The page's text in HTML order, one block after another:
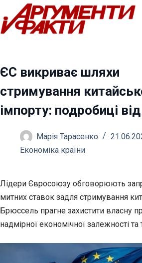
Перейти
до
вмісту
ЄС викриває шляхи
стримування
імпорту: подробиці
Марія Тарасенко
Економіка країни
Лідери Євросоюзу обговорюють
митних ставок задля стримування
Брюссель прагне захистити власну
надмірної економічної залежності та